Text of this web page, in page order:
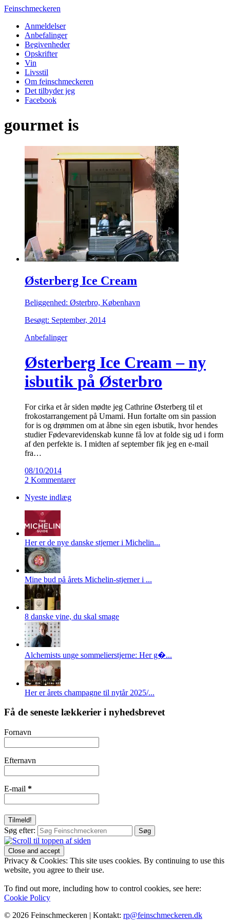
Feinschmeckeren
Anmeldelser
Anbefalinger
Begivenheder
Opskrifter
Vin
Livsstil
Om feinschmeckeren
Det tilbyder jeg
Facebook
gourmet is
Østerberg Ice Cream
Beliggenhed: Østerbro, København
Besøgt: September, 2014
Anbefalinger
Østerberg Ice Cream – ny
isbutik på Østerbro
For cirka et år siden mødte jeg Cathrine Østerberg til et
frokostarrangement på Umami. Hun fortalte om sin passion
for is og drømmen om at åbne sin egen isbutik, hvor hendes
studier Fødevarevidenskab kunne få lov at folde sig ud i form
af den perfekte is. I midten af september fik jeg en e-mail
fra…
08/10/2014
2 Kommentarer
Nyeste indlæg
Her er de nye danske stjerner i Michelin...
Mine bud på årets Michelin-stjerner i ...
8 danske vine, du skal smage
Alchemists unge sommelierstjerne: Her g�...
Her er årets champagne til nytår 2025/...
Få de seneste lækkerier i nyhedsbrevet
Fornavn
Efternavn
E-mail *
Søg efter:
Privacy & Cookies: This site uses cookies. By continuing to use this
website, you agree to their use.
To find out more, including how to control cookies, see here:
Cookie Policy
© 2026 Feinschmeckeren | Kontakt: rp@feinschmeckeren.dk